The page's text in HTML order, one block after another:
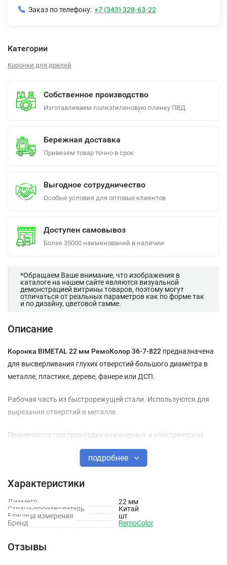
Заказ по телефону: +7 (343) 328-63-22
Категории
Коронки для дрелей
Собственное производство
Изготавливаем полиэтиленовую пленку ПВД
Бережная доставка
Привезем товар точно в срок
Выгодное сотрудничество
Особые условия для оптовых клиентов
Доступен самовывоз
Более 35000 наименований в наличии
*Обращаем Ваше внимание, что изображения в
каталоге на нашем сайте являются визуальной
демонстрацией витрины товаров, поэтому могут
отличаться от реальных параметров как по форме так
и по дизайну, цветовой гамме.
Описание
Коронка BIMETAL 22 мм РемоКолор 36-7-822 предназначена
для высверливания глухих отверстий большого диаметра в
металле, пластике, дереве, фанере или ДСП.
Рабочая часть из быстрорежущей стали. Используются для
вырезания отверстий в металле.
Применяется при прокладке инженерных и электрических
коммуникаций, монтаже строительных элементов.
Диаметр: 22 мм
По металлу: да
подробнее
Характеристики
Диаметр
22 мм
Страна-производитель
Китай
Единица измерения
шт
Бренд
RemoColor
Отзывы